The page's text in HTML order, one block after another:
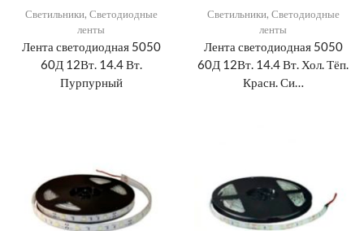
Светильники, Светодиодные
ленты
Лента светодиодная 5050
60Д 12Вт. 14.4 Вт.
Пурпурный
Светильники, Светодиодные
ленты
Лента светодиодная 5050
60Д 12Вт. 14.4 Вт. Хол. Тёп.
Красн. Си…